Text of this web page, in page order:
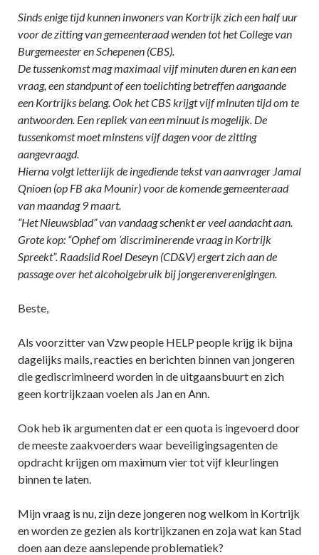
Sinds enige tijd kunnen inwoners van Kortrijk zich een half uur
voor de zitting van gemeenteraad wenden tot het College van
Burgemeester en Schepenen (CBS).
De tussenkomst mag maximaal vijf minuten duren en kan een
vraag, een standpunt of een toelichting betreffen aangaande
een Kortrijks belang. Ook het CBS krijgt vijf minuten tijd om te
antwoorden. Een repliek van een minuut is mogelijk. De
tussenkomst moet minstens vijf dagen voor de zitting
aangevraagd.
Hierna volgt letterlijk de ingediende tekst van aanvrager Jamal
Qnioen (op FB aka Mounir) voor de komende gemeenteraad
van maandag 9 maart.
“Het Nieuwsblad” van vandaag schenkt er veel aandacht aan.
Grote kop: “Ophef om ‘discriminerende vraag in Kortrijk
Spreekt”. Raadslid Roel Deseyn (CD&V) ergert zich aan de
passage over het alcoholgebruik bij jongerenverenigingen.
Beste,
Als voorzitter van Vzw people HELP people krijg ik bijna
dagelijks mails, reacties en berichten binnen van jongeren
die gediscrimineerd worden in de uitgaansbuurt en zich
geen kortrijkzaan voelen als Jan en Ann.
Ook heb ik argumenten dat er een quota is ingevoerd door
de meeste zaakvoerders waar beveiligingsagenten de
opdracht krijgen om maximum vier tot vijf kleurlingen
binnen te laten.
Mijn vraag is nu, zijn deze jongeren nog welkom in Kortrijk
en worden ze gezien als kortrijkzanen en zoja wat kan Stad
doen aan deze aanslepende problematiek?